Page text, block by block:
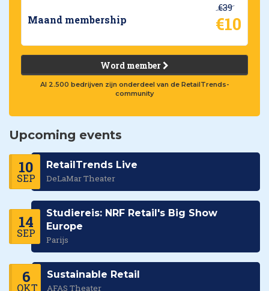
Maand membership
€39
€10
Word member
Al 2.500 bedrijven zijn onderdeel van de RetailTrends-
community
Upcoming events
10
SEP
RetailTrends Live
DeLaMar Theater
14
SEP
Studiereis: NRF Retail's Big Show
Europe
Parijs
6
OKT
Sustainable Retail
AFAS Theater